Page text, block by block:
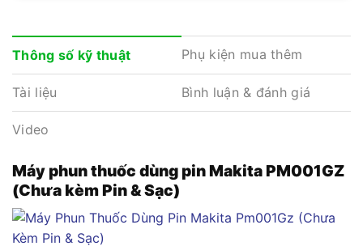
Thông số kỹ thuật Phụ kiện mua thêm
Tài liệu Bình luận & đánh giá
Video
Máy phun thuốc dùng pin Makita PM001GZ
(Chưa kèm Pin & Sạc)